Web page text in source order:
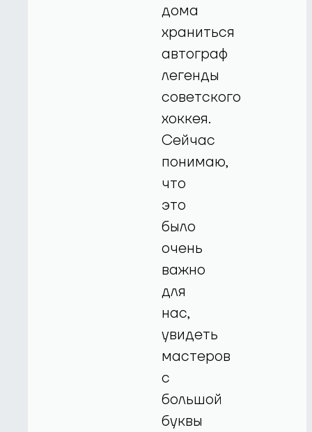
дома
храниться
автограф
легенды
советского
хоккея.
Сейчас
понимаю,
что
это
было
очень
важно
для
нас,
увидеть
мастеров
с
большой
буквы